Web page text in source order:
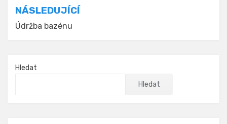
NÁSLEDUJÍCÍ
Údržba bazénu
Hledat
Hledat